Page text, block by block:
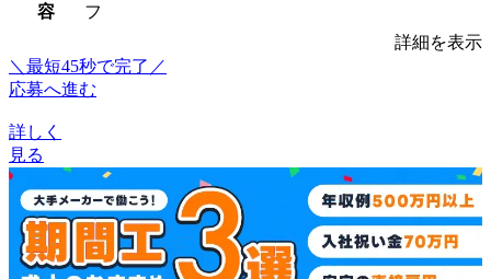
容
フ
詳細を表示
＼最短45秒で完了／
応募へ進む
詳しく
見る